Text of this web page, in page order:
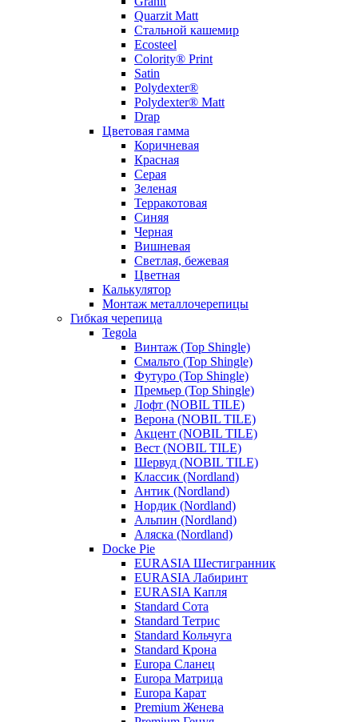
Quarzit Matt
Стальной кашемир
Ecosteel
Colority® Print
Satin
Polydexter®
Polydexter® Matt
Drap
Цветовая гамма
Коричневая
Красная
Серая
Зеленая
Терракотовая
Синяя
Черная
Вишневая
Светлая, бежевая
Цветная
Калькулятор
Монтаж металлочерепицы
Гибкая черепица
Tegola
Винтаж (Top Shingle)
Смальто (Top Shingle)
Футуро (Top Shingle)
Премьер (Top Shingle)
Лофт (NOBIL TILE)
Верона (NOBIL TILE)
Акцент (NOBIL TILE)
Вест (NOBIL TILE)
Шервуд (NOBIL TILE)
Классик (Nordland)
Антик (Nordland)
Нордик (Nordland)
Альпин (Nordland)
Аляска (Nordland)
Docke Pie
EURASIA Шестигранник
EURASIA Лабиринт
EURASIA Капля
Standard Сота
Standard Тетрис
Standard Кольчуга
Standard Крона
Europa Сланец
Europa Матрица
Europa Карат
Premium Женева